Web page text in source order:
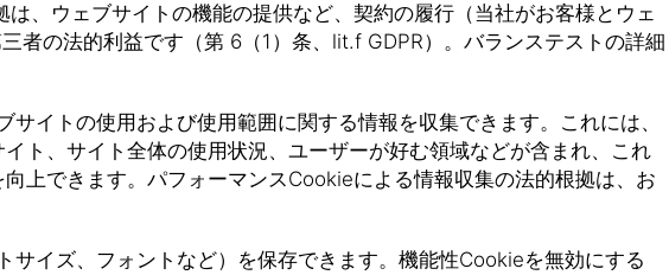
、ウェブサイトの機能の提供など、契約の履行（当社がお客様とウェ
者の法的利益です（第 6（1）条、lit.f GDPR）。バランステストの詳細
イトの使用および使用範囲に関する情報を収集できます。これには、
ト、サイト全体の使用状況、ユーザーが好む領域などが含まれ、これ
上できます。パフォーマンスCookieによる情報収集の法的根拠は、お
イズ、フォントなど）を保存できます。機能性Cookieを無効にする